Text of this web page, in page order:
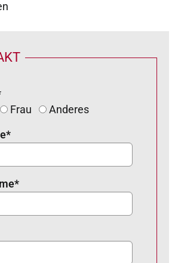
Frau Anderes
*
*